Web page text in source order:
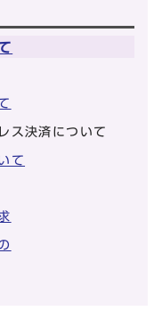
ス決済について
て